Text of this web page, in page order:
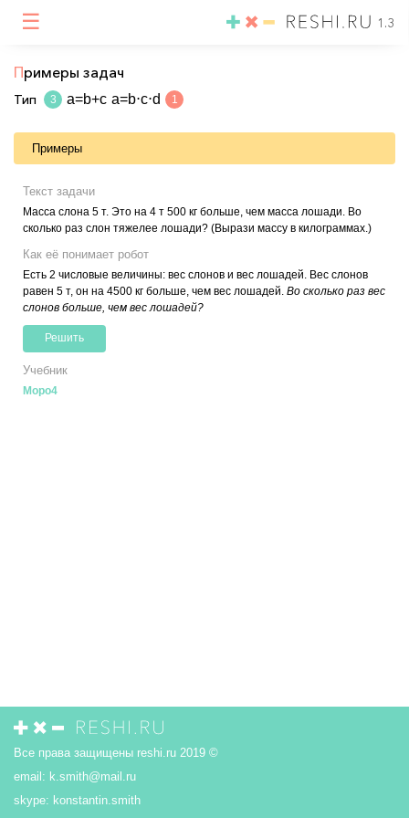
☰ 1.3
Примеры задач
Тип 3 a=b+c a=b⋅c⋅d 1
Примеры
Текст задачи
Масса слона 5 т. Это на 4 т 500 кг больше, чем масса лошади. Во
сколько раз слон тяжелее лошади? (Вырази массу в килограммах.)
Как её понимает робот
Есть 2 числовые величины: вес слонов и вес лошадей. Вес слонов
равен 5 т, он на 4500 кг больше, чем вес лошадей. Во сколько раз вес
слонов больше, чем вес лошадей?
Решить
Учебник
Моро4
Все права защищены reshi.ru 2019 ©
email: k.smith@mail.ru
skype: konstantin.smith